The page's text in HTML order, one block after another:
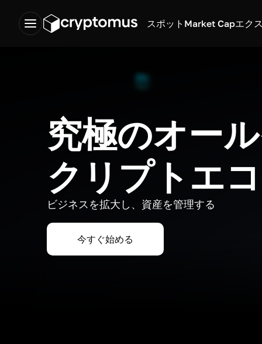
スポット Market Capエク
究極のオー
クリプトエ
ビジネスを拡大し、資産を管理する
今すぐ始める